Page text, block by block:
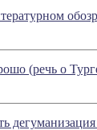
(речь о